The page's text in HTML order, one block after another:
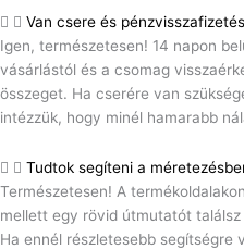
Van csere és
Igen, természetesen! 14 napon
vásárlástól és a csomag
összeget. Ha cserére van
intézzük, hogy minél hamarabb
Tudtok segíteni a
Természetesen! A
mellett egy rövid útmutatót
Ha ennél részletesebb segítségre